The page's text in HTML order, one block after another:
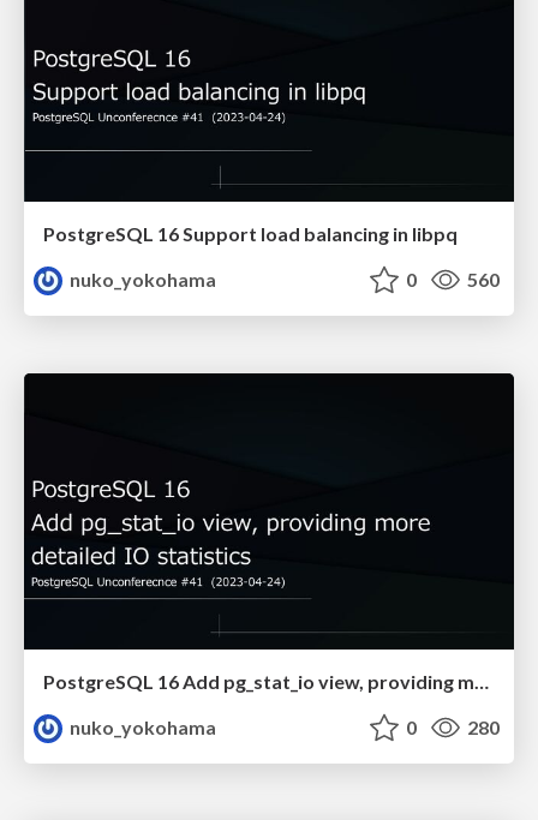
PostgreSQL 16 Support load balancing in libpq
nuko_yokohama
0 560
nuko_yokohama
0 280